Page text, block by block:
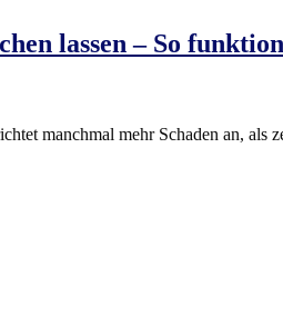
lassen – So
manchmal mehr Schaden an,